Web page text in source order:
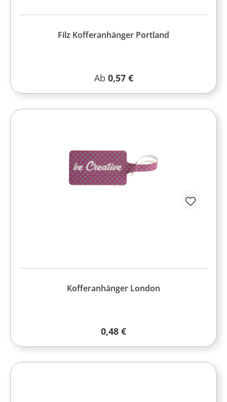
Filz Kofferanhänger Portland
Regulärer Preis:
Ab 0,57 €
Kofferanhänger London
Regulärer Preis:
0,48 €